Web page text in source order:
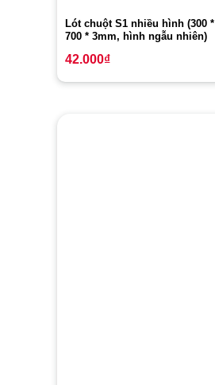
Lót chuột S1 nhiều hình (300 *
700 * 3mm, hình ngẫu nhiên)
42.000₫